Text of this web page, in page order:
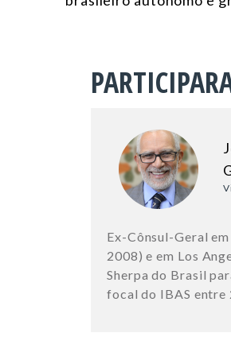
Ex-Cônsul-Geral
2008) e em Los
Sherpa do Brasil
focal do IBAS entre